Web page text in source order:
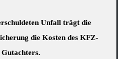
Unfall trägt die
die Kosten des KFZ-
Gutachters.